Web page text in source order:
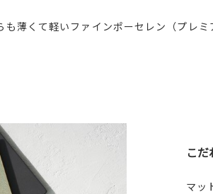
薄くて軽いファインポーセレン（プレミ
こ
マッ